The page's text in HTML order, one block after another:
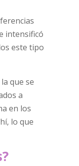
intensificó
este tipo
que se
a
en los
lo que